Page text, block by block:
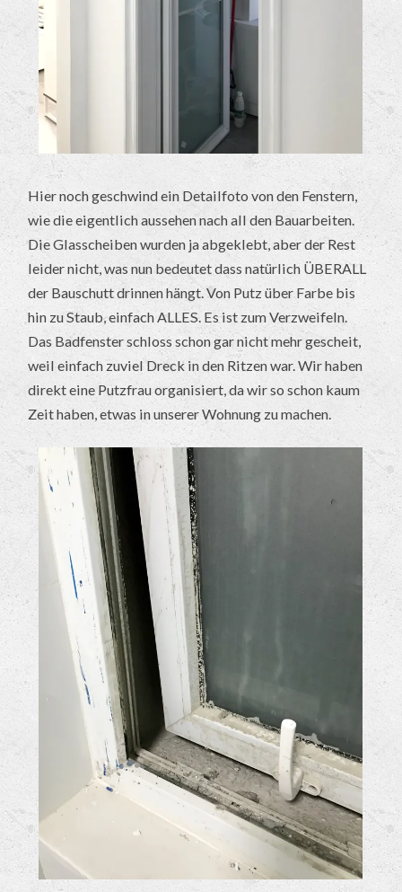
Hier noch geschwind ein Detailfoto von den Fenstern,
wie die eigentlich aussehen nach all den Bauarbeiten.
Die Glasscheiben wurden ja abgeklebt, aber der Rest
leider nicht, was nun bedeutet dass natürlich ÜBERALL
der Bauschutt drinnen hängt. Von Putz über Farbe bis
hin zu Staub, einfach ALLES. Es ist zum Verzweifeln.
Das Badfenster schloss schon gar nicht mehr gescheit,
weil einfach zuviel Dreck in den Ritzen war. Wir haben
direkt eine Putzfrau organisiert, da wir so schon kaum
Zeit haben, etwas in unserer Wohnung zu machen.